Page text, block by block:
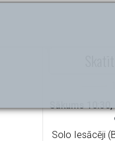
Sākums
Solo Iesācēji